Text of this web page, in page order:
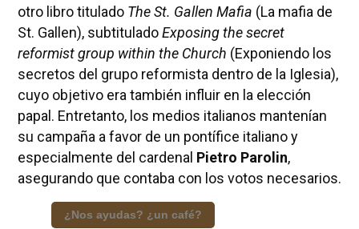
otro libro titulado The St. Gallen Mafia (La mafia de
St. Gallen), subtituladoExposing the secret
reformist group within the Church (Exponiendo los
secretos del grupo reformista dentro de la Iglesia),
cuyo objetivo era también influir en la elección
papal. Entretanto, los medios italianos mantenían
su campaña a favor de un pontífice italiano y
especialmente del cardenal Pietro Parolin,
asegurando que contaba con los votos necesarios.
¿Nos ayudas? ¿un café?